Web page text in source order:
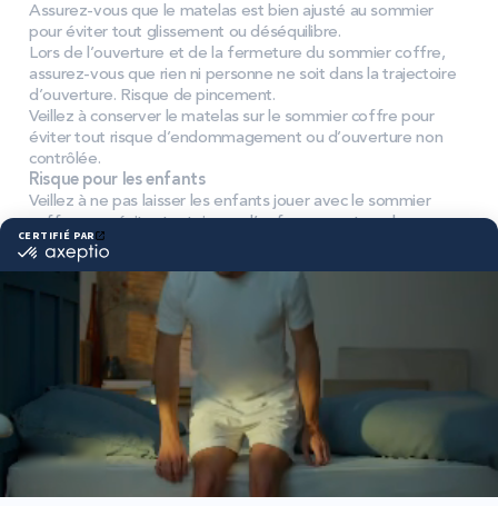
Assurez-vous que le matelas est bien ajusté au sommier
pour éviter tout glissement ou déséquilibre.
Lors de l’ouverture et de la fermeture du sommier coffre,
assurez-vous que rien ni personne ne soit dans la trajectoire
d’ouverture. Risque de pincement.
Veillez à conserver le matelas sur le sommier coffre pour
éviter tout risque d’endommagement ou d’ouverture non
contrôlée.
Risque pour les enfants
Veillez à ne pas laisser les enfants jouer avec le sommier
coffre pour éviter tout risque d’enfermement ou de
pincement.
Surcharge
Charge maximum du sommier : 120 kg par côté en 140 x 190
Emballage et déchets
Tenez les emballages plastiques hors de port
viter tout risque de suffocation.
Veillez au recyclage des matières d’emballage.
OREILLERS/COUETTES/PROTEGE MATELAS
Utilisation
éconseill
aux enfants de moins de 36 mois.
Tenez la couette et/ou l’oreilleréloignédes sources de